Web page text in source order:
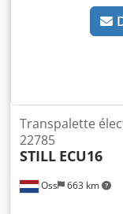
Ddrpovea Type
la batterie : 2024
Oss 663 km
Transpalette
22785
STILL ECU16